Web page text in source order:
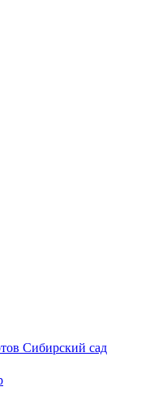
Сибирский сад